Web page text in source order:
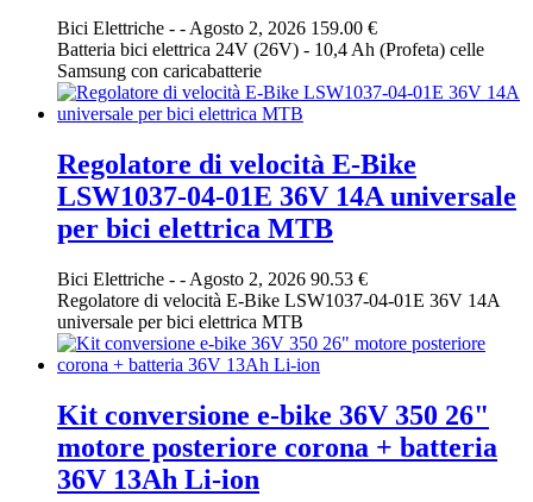
Bici Elettriche - - Agosto 2, 2026 159.00 €
Batteria bici elettrica 24V (26V) - 10,4 Ah (Profeta) celle
Samsung con caricabatterie
Regolatore di velocità E-Bike
LSW1037-04-01E 36V 14A universale
per bici elettrica MTB
Bici Elettriche - - Agosto 2, 2026 90.53 €
Regolatore di velocità E-Bike LSW1037-04-01E 36V 14A
universale per bici elettrica MTB
Kit conversione e-bike 36V 350 26"
motore posteriore corona + batteria
36V 13Ah Li-ion